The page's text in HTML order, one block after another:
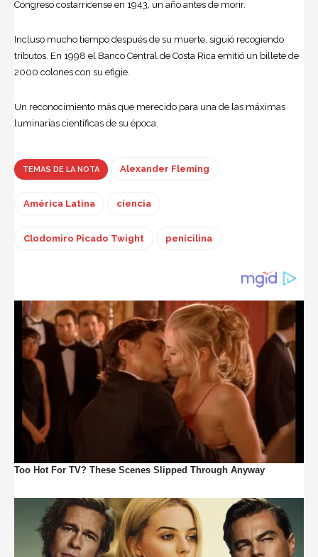
Congreso costarricense en 1943, un año antes de morir.
Incluso mucho tiempo después de su muerte, siguió recogiendo
tributos. En 1998 el Banco Central de Costa Rica emitió un billete de
2000 colones con su efigie.
Un reconocimiento más que merecido para una de las máximas
luminarias científicas de su época.
TEMAS DE LA NOTA Alexander Fleming
América Latina ciencia
Clodomiro Picado Twight penicilina